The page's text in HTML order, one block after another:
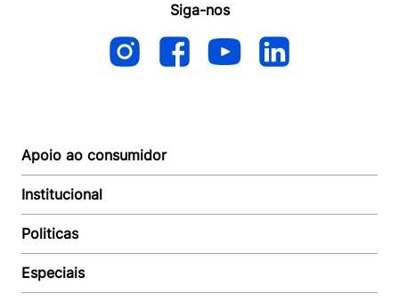
Siga-nos
Apoio ao consumidor
Autoatendimento
Suporte e reparo
Acompanhar Entrega
Baixe o APP
Institucional
Quem somos
Revendedor
Seja um Revendedor
Politicas
Política de Entrega
Política de Pagamento
Especiais